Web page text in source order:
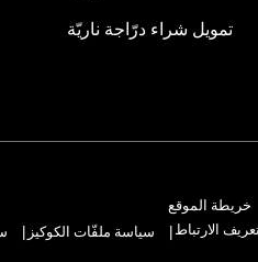
تمويل شراء درّاجة ناريّة
خريطة الموقع
سياسة ملفّات الكوكيز الارتباط